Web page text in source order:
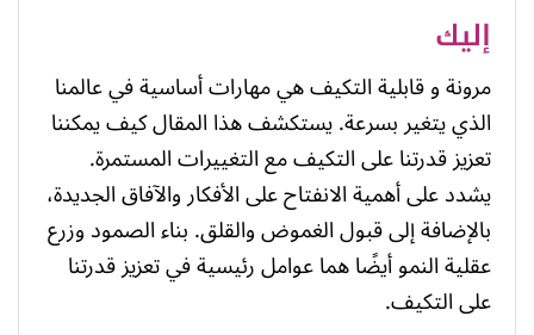
إليك
مرونة و قابلية التكيف هي مهارات أساسية في عالمنا
الذي يتغير بسرعة. يستكشف هذا المقال كيف يمكننا
تعزيز قدرتنا على التكيف مع التغييرات المستمرة.
يشدد على أهمية الانفتاح على الأفكار والآفاق الجديدة،
بالإضافة إلى قبول الغموض والقلق. بناء الصمود وزرع
عقلية النمو أيضًا هما عوامل رئيسية في تعزيز قدرتنا
على التكيف.